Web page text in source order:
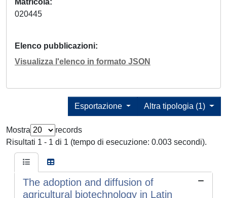
Matricola
020445
Elenco pubblicazioni
Visualizza l'elenco in formato JSON
Altra tipologia (1)
Esportazione
Mostra
records
Risultati 1 - 1 di 1 (tempo di esecuzione: 0.003 secondi).
The adoption and diffusion of
agricultural biotechnology in Latin